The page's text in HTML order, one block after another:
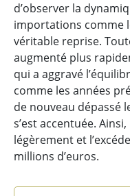
d’observer la
importations comme
véritable reprise.
augmenté plus
qui a aggravé
comme les années
de nouveau dépassé
s’est accentuée.
légèrement et
millions d’euros.